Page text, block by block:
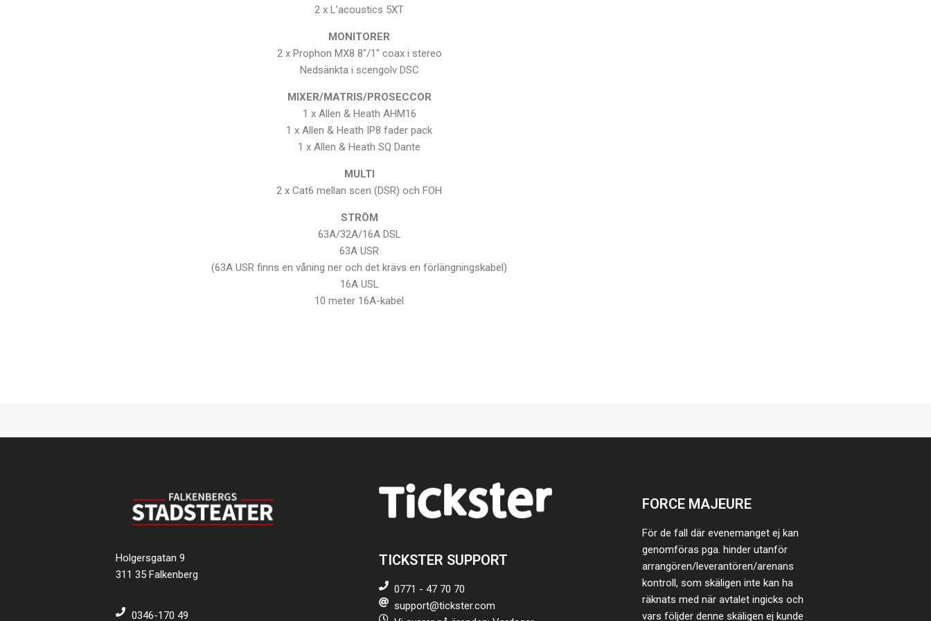
2 x L’acoustics 5XT
MONITORER
2 x Prophon MX8 8″/1″ coax i stereo
Nedsänkta i scengolv DSC
MIXER/MATRIS/PROSECCOR
1 x Allen & Heath AHM16
1 x Allen & Heath IP8 fader pack
1 x Allen & Heath SQ Dante
MULTI
2 x Cat6 mellan scen (DSR) och FOH
STRÖM
63A/32A/16A DSL
63A USR
(63A USR finns en våning ner och det krävs en förlängningskabel)
16A USL
10 meter 16A-kabel
Holgersgatan 9
311 35 Falkenberg
0346-170 49
TICKSTER SUPPORT
0771 - 47 70 70
support@tickster.com
FORCE MAJEURE
För de fall där evenemanget ej kan
genomföras pga. hinder utanför
arrangören/leverantören/arenans
kontroll, som skäligen inte kan ha
räknats med när avtalet ingicks och
vars följder denne skäligen ej kunde